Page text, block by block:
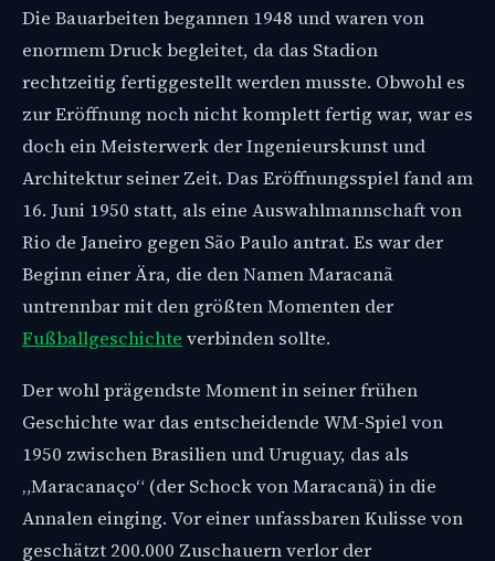
Die Bauarbeiten begannen 1948 und waren von
enormem Druck begleitet, da das Stadion
rechtzeitig fertiggestellt werden musste. Obwohl es
zur Eröffnung noch nicht komplett fertig war, war es
doch ein Meisterwerk der Ingenieurskunst und
Architektur seiner Zeit. Das Eröffnungsspiel fand am
16. Juni 1950 statt, als eine Auswahlmannschaft von
Rio de Janeiro gegen São Paulo antrat. Es war der
Beginn einer Ära, die den Namen Maracanã
untrennbar mit den größten Momenten der
Fußballgeschichte verbinden sollte.
Der wohl prägendste Moment in seiner frühen
Geschichte war das entscheidende WM-Spiel von
1950 zwischen Brasilien und Uruguay, das als
„Maracanaço“ (der Schock von Maracanã) in die
Annalen einging. Vor einer unfassbaren Kulisse von
geschätzt 200.000 Zuschauern verlor der